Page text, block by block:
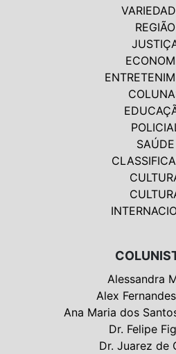
REGIÃO
SAÚDE
Alessandra
Alex
Ana Maria dos
Dr. Felipe
Dr. Juarez de